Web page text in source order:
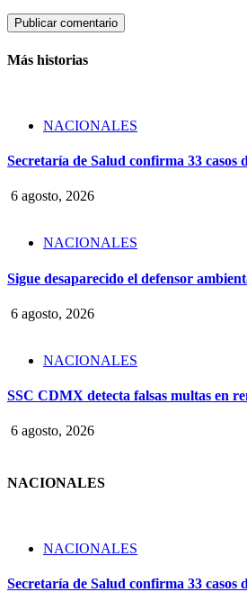
Más historias
NACIONALES
Secretaría de Salud confirma 33 casos
6 agosto, 2026
NACIONALES
Sigue desaparecido el defensor
6 agosto, 2026
NACIONALES
SSC CDMX detecta falsas multas en
6 agosto, 2026
NACIONALES
NACIONALES
Secretaría de Salud confirma 33 casos